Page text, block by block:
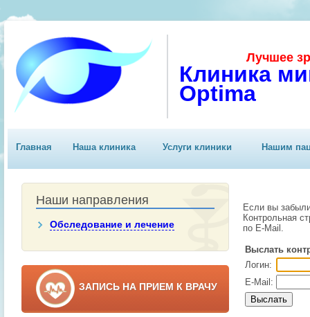
Лучшее
Клиника
Optima
Главная Наша клиника Услуги клиники Нашим
Наши направления
Обследование и лечение
ЗАПИСЬ НА ПРИЕМ К ВРАЧУ
Если вы
Контрольная
по E-Mail.
Выслать
Логин:
E-Mail: